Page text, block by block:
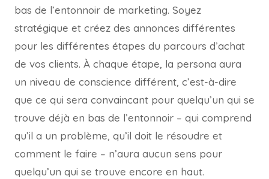
bas de l’entonnoir de marketing. Soyez
stratégique et créez des annonces différentes
pour les différentes étapes du parcours d’achat
de vos clients. À chaque étape, la persona aura
un niveau de conscience différent, c’est-à-dire
que ce qui sera convaincant pour quelqu’un qui se
trouve déjà en bas de l’entonnoir – qui comprend
qu’il a un problème, qu’il doit le résoudre et
comment le faire – n’aura aucun sens pour
quelqu’un qui se trouve encore en haut.